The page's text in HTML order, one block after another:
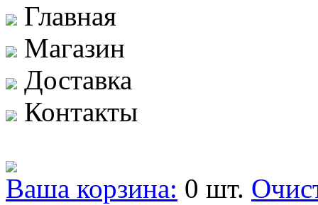
Главная
Магазин
Доставка
Контакты
Ваша корзина: 0 шт.